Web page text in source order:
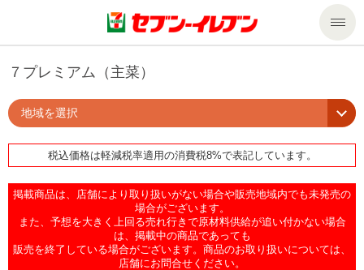
商品のご案内
商品のご案内トップ
今週の新商品
商品カテゴリ一覧
セール・キャンペーン
サービス
nanacoトップ
企業情報トップ
私たちの取組み
７プレミアム（主菜）
地域を選択
税込価格は軽減税率適用の消費税8%で表記しています。
掲載商品は、店舗により取り扱いがない場合や販売地域内でも未発売の
場合がございます。
また、予想を大きく上回る売れ行きで原材料供給が追い付かない場合
は、掲載中の商品であっても
販売を終了している場合がございます。商品のお取り扱いについては、
店舗にお問合せください。